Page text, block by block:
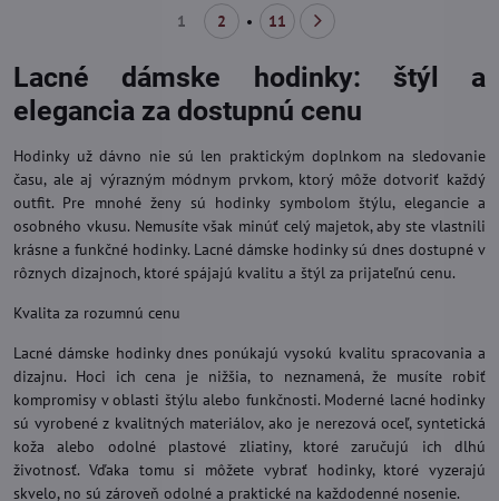
1 2 11
Lacné dámske hodinky: štýl a
elegancia za dostupnú cenu
Hodinky už dávno nie sú len praktickým doplnkom na sledovanie
času, ale aj výrazným módnym prvkom, ktorý môže dotvoriť každý
outfit. Pre mnohé ženy sú hodinky symbolom štýlu, elegancie a
osobného vkusu. Nemusíte však minúť celý majetok, aby ste vlastnili
krásne a funkčné hodinky. Lacné dámske hodinky sú dnes dostupné v
rôznych dizajnoch, ktoré spájajú kvalitu a štýl za prijateľnú cenu.
Kvalita za rozumnú cenu
Lacné dámske hodinky dnes ponúkajú vysokú kvalitu spracovania a
dizajnu. Hoci ich cena je nižšia, to neznamená, že musíte robiť
kompromisy v oblasti štýlu alebo funkčnosti. Moderné lacné hodinky
sú vyrobené z kvalitných materiálov, ako je nerezová oceľ, syntetická
koža alebo odolné plastové zliatiny, ktoré zaručujú ich dlhú
životnosť. Vďaka tomu si môžete vybrať hodinky, ktoré vyzerajú
skvelo, no sú zároveň odolné a praktické na každodenné nosenie.